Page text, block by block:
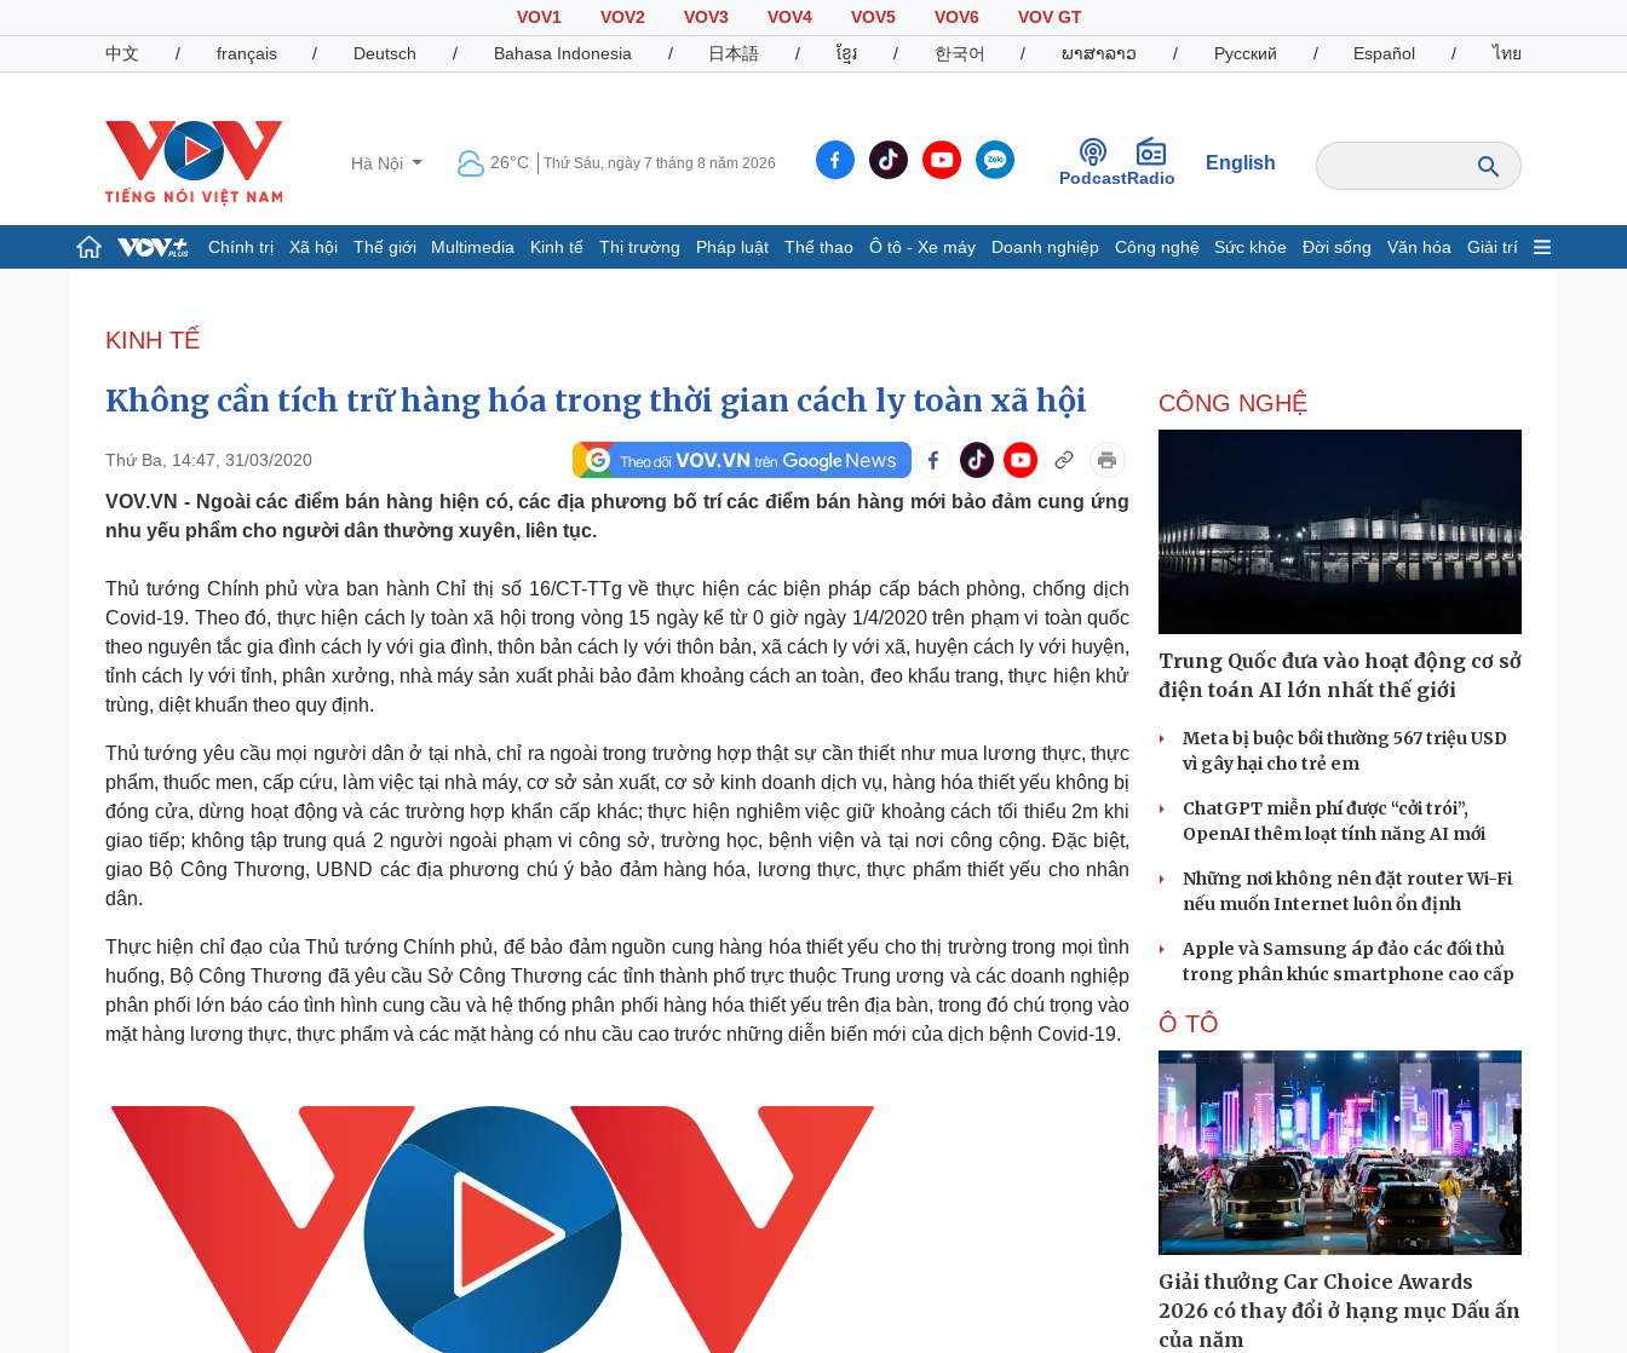
VOV1 VOV2 VOV3 VOV4 VOV5 VOV6
VOV GT
中文
/ français / Deutsch / Bahasa Indonesia / 日本語 / ខ្មែរ / 한국어 / ພາສາລາວ / Русский / Español / ไทย
Hà Nội 26°C Thứ Sáu, ngày 7 tháng 8 năm 2026
PodcastRadio
English
Chính trị Xã hội Thế giới Multimedia Kinh tế Thị trường Pháp luật Thể thao Ô tô - Xe máy Doanh nghiệp Công nghệ Sức khỏe Đời sống Văn hóa Giải trí
Đảng
Tổ chức nhân sự
Nhận diện sự thật
Dấu ấn VOV
Infographic
Giá cà phê
Pháp luật
Vụ án
Tư vấn luật
Quân sự - Quốc phòng
Vũ khí
Phân tích
Thể thao
Thế giới thể thao
eSports
Hậu trường
Ô tô - Xe máy
Tư vấn
Doanh nghiệp
Thông tin doanh nghiệp
Doanh nghiệp 24h
Doanh nhân
Vì cộng đồng
Sành điệu
Tin Công nghệ
Trải nghiệm
Sức khỏe
Dinh dưỡng - món ngon
Sản phụ khoa
Nhi khoa
Nam khoa
Làm đẹp - giảm cân
Phòng mạch online
Ăn sạch sống khỏe
Đời sống
Nhà đẹp
Tình yêu - Gia đình
Văn hóa
Âm nhạc
Di sản
Giải trí
Sao Việt
Du lịch
check-in
Podcast
Câu chuyện thời sự
Đọc truyện đêm khuya
Cửa sổ tình yêu
Hạt giống tâm hồn
KINH TẾ
Không cần tích trữ hàng hóa trong thời gian cách ly toàn xã hội
Thứ Ba, 14:47, 31/03/2020
VOV.VN - Ngoài các điểm bán hàng hiện có, các địa phương bố trí các điểm bán hàng mới bảo đảm cung ứng
nhu yếu phẩm cho người dân thường xuyên, liên tục.
Thủ tướng Chính phủ vừa ban hành Chỉ thị số 16/CT-TTg về thực hiện các biện pháp cấp bách phòng, chống dịch
Covid-19. Theo đó, thực hiện cách ly toàn xã hội trong vòng 15 ngày kể từ 0 giờ ngày 1/4/2020 trên phạm vi toàn quốc
theo nguyên tắc gia đình cách ly với gia đình, thôn bản cách ly với thôn bản, xã cách ly với xã, huyện cách ly với huyện,
tỉnh cách ly với tỉnh, phân xưởng, nhà máy sản xuất phải bảo đảm khoảng cách an toàn, đeo khẩu trang, thực hiện khử
trùng, diệt khuẩn theo quy định.
Thủ tướng yêu cầu mọi người dân ở tại nhà, chỉ ra ngoài trong trường hợp thật sự cần thiết như mua lương thực, thực
phẩm, thuốc men, cấp cứu, làm việc tại nhà máy, cơ sở sản xuất, cơ sở kinh doanh dịch vụ, hàng hóa thiết yếu không bị
đóng cửa, dừng hoạt động và các trường hợp khẩn cấp khác; thực hiện nghiêm việc giữ khoảng cách tối thiểu 2m khi
giao tiếp; không tập trung quá 2 người ngoài phạm vi công sở, trường học, bệnh viện và tại nơi công cộng. Đặc biệt,
giao Bộ Công Thương, UBND các địa phương chú ý bảo đảm hàng hóa, lương thực, thực phẩm thiết yếu cho nhân
dân.
Thực hiện chỉ đạo của Thủ tướng Chính phủ, để bảo đảm nguồn cung hàng hóa thiết yếu cho thị trường trong mọi tình
huống, Bộ Công Thương đã yêu cầu Sở Công Thương các tỉnh thành phố trực thuộc Trung ương và các doanh nghiệp
phân phối lớn báo cáo tình hình cung cầu và hệ thống phân phối hàng hóa thiết yếu trên địa bàn, trong đó chú trọng vào
mặt hàng lương thực, thực phẩm và các mặt hàng có nhu cầu cao trước những diễn biến mới của dịch bệnh Covid-19.
CÔNG NGHỆ
Trung Quốc đưa vào hoạt động cơ sở
điện toán AI lớn nhất thế giới
Meta bị buộc bồi thường 567 triệu USD
vì gây hại cho trẻ em
ChatGPT miễn phí được “cởi trói”,
OpenAI thêm loạt tính năng AI mới
Những nơi không nên đặt router Wi-Fi
nếu muốn Internet luôn ổn định
Apple và Samsung áp đảo các đối thủ
trong phân khúc smartphone cao cấp
Ô TÔ
Giải thưởng Car Choice Awards
2026 có thay đổi ở hạng mục Dấu ấn
của năm